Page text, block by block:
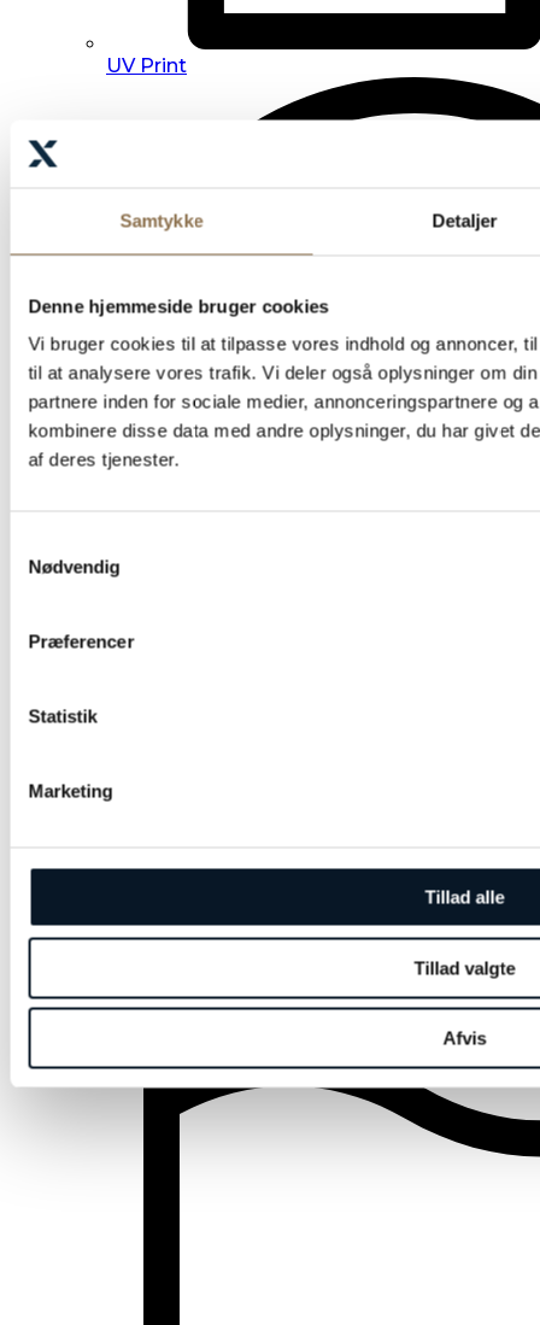
Samtykke Detaljer
Denne hjemmeside bruger cookies
Vi bruger cookies til at tilpasse vores indhold og annoncer,
til at analysere vores trafik. Vi deler også oplysninger om
partnere inden for sociale medier, annonceringspartnere og
kombinere disse data med andre oplysninger, du har givet
af deres tjenester.
Nødvendig
Præferencer
Statistik
Marketing
Tillad alle
Tillad valgte
Afvis
UV Print